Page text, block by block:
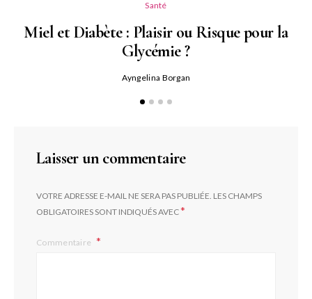
Santé
Miel et Diabète : Plaisir ou Risque pour la
Glycémie ?
Ayngelina Borgan
Laisser un commentaire
VOTRE ADRESSE E-MAIL NE SERA PAS PUBLIÉE. LES CHAMPS
OBLIGATOIRES SONT INDIQUÉS AVEC*
Commentaire